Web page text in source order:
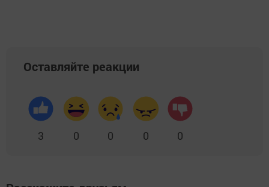
Оставляйте реакции
3 0 0 0 0